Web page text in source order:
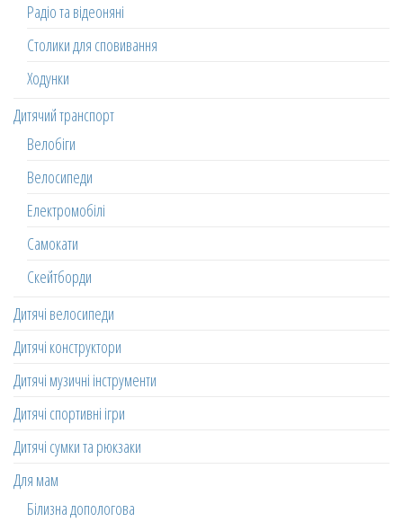
Радіо та відеоняні
Столики для сповивання
Ходунки
Дитячий транспорт
Велобіги
Велосипеди
Електромобілі
Самокати
Скейтборди
Дитячі велосипеди
Дитячі конструктори
Дитячі музичні інструменти
Дитячі спортивні ігри
Дитячі сумки та рюкзаки
Для мам
Білизна допологова